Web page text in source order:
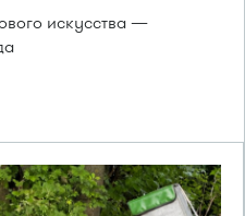
искусства —